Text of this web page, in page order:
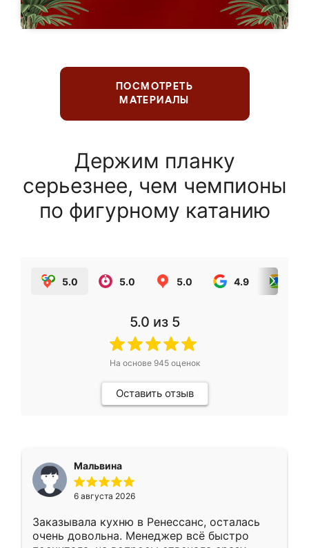
ПОСМОТРЕТЬ
МАТЕРИАЛЫ
Держим планку
серьезнее, чем чемпионы
по фигурному катанию
5.0 5.0 5.0 4.9
5.0 из 5
На основе 945оценок
Оставить отзыв
Мальвина
6 августа 2026
Заказывала кухню в Ренессанс, осталась
очень довольна. Менеджер всё быстро